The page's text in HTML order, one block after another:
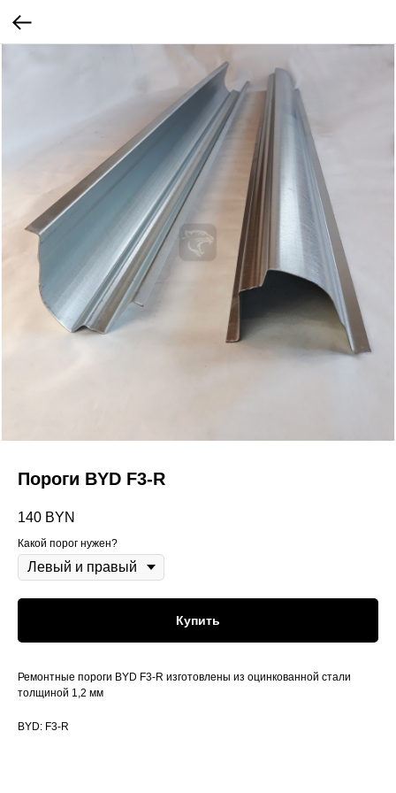
Пороги BYD F3-R
140 BYN
Какой порог нужен?
Купить
Ремонтные пороги BYD F3-R изготовлены из оцинкованной стали
толщиной 1,2 мм
BYD: F3-R